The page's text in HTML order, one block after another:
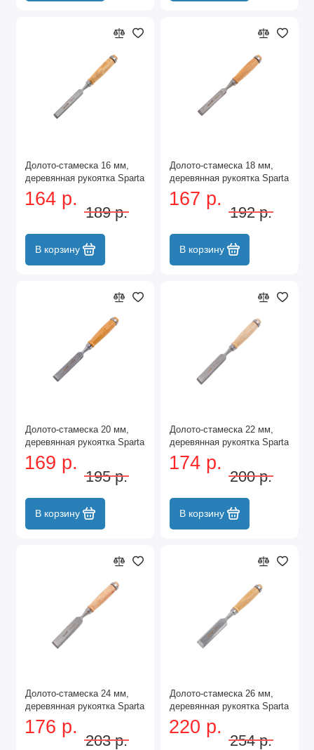
Долото-стамеска 16 мм,
деревянная рукоятка Sparta
164 р.
189 р.
В корзину
Долото-стамеска 18 мм,
деревянная рукоятка Sparta
167 р.
192 р.
В корзину
Долото-стамеска 20 мм,
деревянная рукоятка Sparta
169 р.
195 р.
В корзину
Долото-стамеска 22 мм,
деревянная рукоятка Sparta
174 р.
200 р.
В корзину
Долото-стамеска 24 мм,
деревянная рукоятка Sparta
176 р.
203 р.
Долото-стамеска 26 мм,
деревянная рукоятка Sparta
220 р.
254 р.